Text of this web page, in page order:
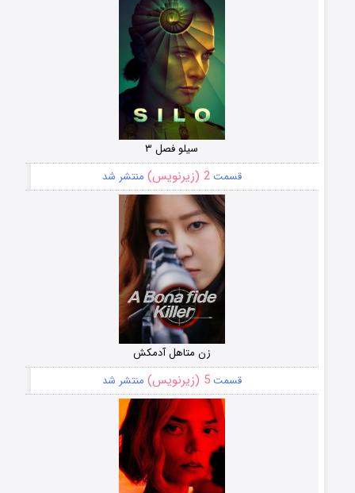
سیلو فصل ۳
قسمت2 (زیرنویس) منتشر شد
زن متاهل آدمکش
قسمت5 (زیرنویس) منتشر شد